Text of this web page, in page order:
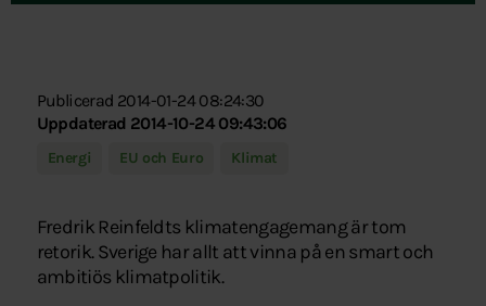
Publicerad 2014-01-24 08:24:30
Uppdaterad 2014-10-24 09:43:06
Energi EU och Euro Klimat
Fredrik Reinfeldts klimatengagemang är tom
retorik. Sverige har allt att vinna på en smart och
ambitiös klimatpolitik.